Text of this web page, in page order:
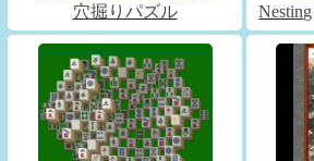
穴掘りパズル